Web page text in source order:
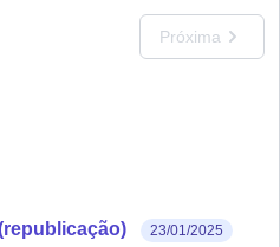
Próxima
23/01/2025